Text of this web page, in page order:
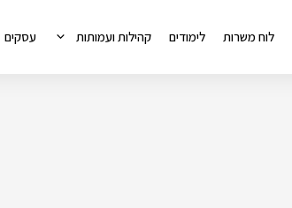
לוח משרות לימודים קהילות ועמותות עסקים